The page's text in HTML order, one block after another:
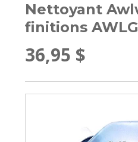
Nettoyant
finitions
36,95 $